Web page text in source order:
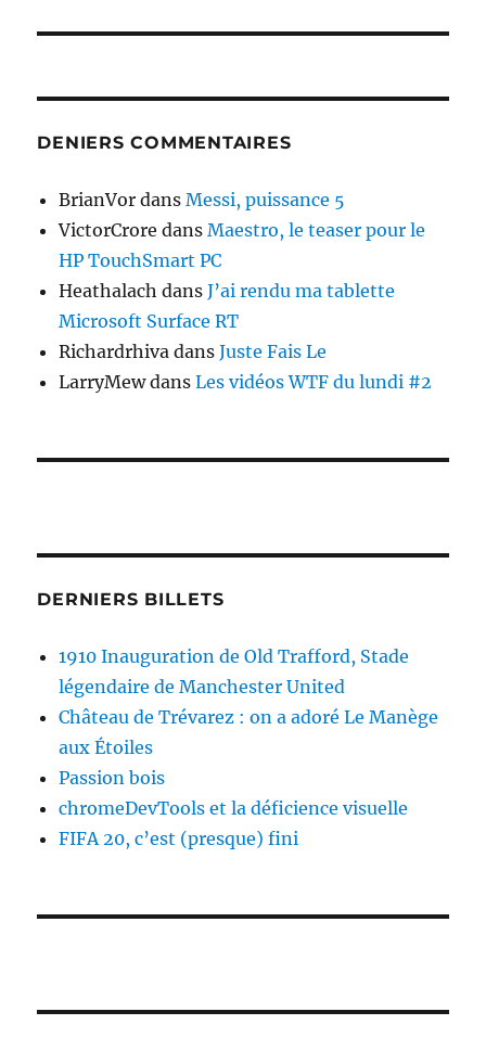
DENIERS COMMENTAIRES
BrianVor dansMessi, puissance 5
VictorCrore dansMaestro, le teaser pour le
HP TouchSmart PC
Heathalach dansJ’ai rendu ma tablette
Microsoft Surface RT
Richardrhiva dansJuste Fais Le
LarryMewdansLes vidéos WTF du lundi #2
DERNIERS BILLETS
1910 Inauguration de Old Trafford, Stade
légendaire de Manchester United
Château de Trévarez : on a adoré Le Manège
aux Étoiles
Passion bois
chromeDevTools et la déficience visuelle
FIFA 20, c’est (presque) fini